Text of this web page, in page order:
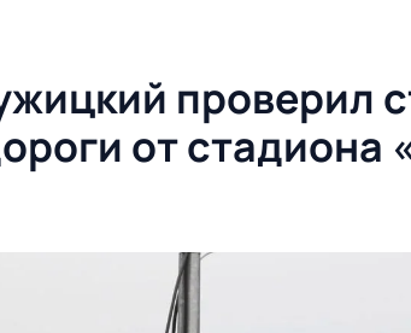
проверил
от стадиона